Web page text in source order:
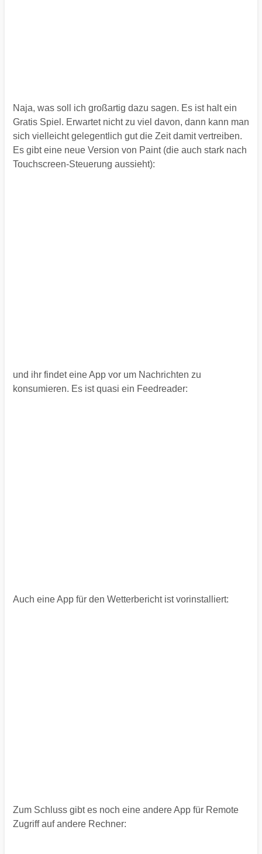
Naja, was soll ich großartig dazu sagen. Es ist halt ein
Gratis Spiel. Erwartet nicht zu viel davon, dann kann man
sich vielleicht gelegentlich gut die Zeit damit vertreiben.
Es gibt eine neue Version von Paint (die auch stark nach
Touchscreen-Steuerung aussieht):
und ihr findet eine App vor um Nachrichten zu
konsumieren. Es ist quasi ein Feedreader:
Auch eine App für den Wetterbericht ist vorinstalliert:
Zum Schluss gibt es noch eine andere App für Remote
Zugriff auf andere Rechner: